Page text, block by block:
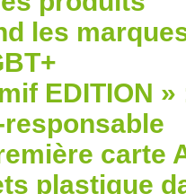
les
EDITION
carte
plastique